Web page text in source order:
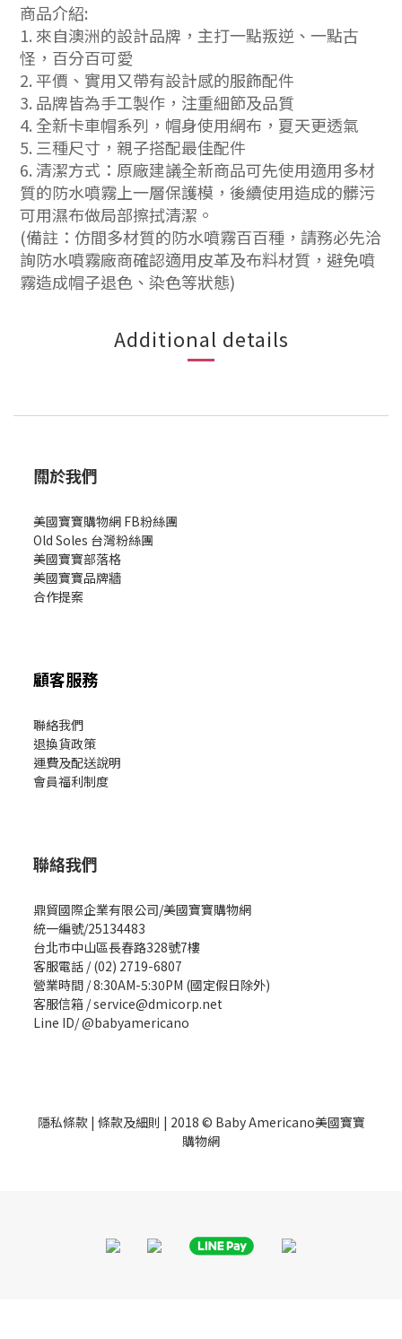
商品介紹:
1. 來自澳洲的設計品牌，主打一點叛逆、一點古
怪，百分百可愛
2. 平價、實用又帶有設計感的服飾配件
3. 品牌皆為手工製作，注重細節及品質
4. 全新卡車帽系列，帽身使用網布，夏天更透氣
5. 三種尺寸，親子搭配最佳配件
6. 清潔方式：原廠建議全新商品可先使用適用多材
質的防水噴霧上一層保護模，後續使用造成的髒污
可用濕布做局部擦拭清潔。
(備註：仿間多材質的防水噴霧百百種，請務必先洽
詢防水噴霧廠商確認適用皮革及布料材質，避免噴
霧造成帽子退色、染色等狀態)
Additional details
關於我們
美國寶寶購物網 FB粉絲團
Old Soles 台灣粉絲團
美國寶寶部落格
美國寶寶品牌牆
合作提案
顧客服務
聯絡我們
退換貨政策
運費及配送說明
會員福利制度
聯絡我們
鼎貿國際企業有限公司/美國寶寶購物網
統一編號/25134483
台北市中山區長春路328號7樓
客服電話 / (02) 2719-6807
營業時間 / 8:30AM-5:30PM (國定假日除外)
客服信箱 / service@dmicorp.net
Line ID/ @babyamericano
隱私條款| 條款及細則 | 2018 © Baby Americano美國寶寶
購物網